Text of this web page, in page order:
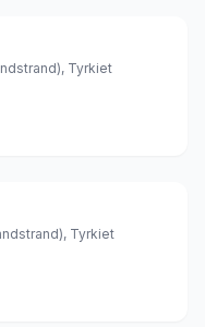
Tyrkiet
Tyrkiet